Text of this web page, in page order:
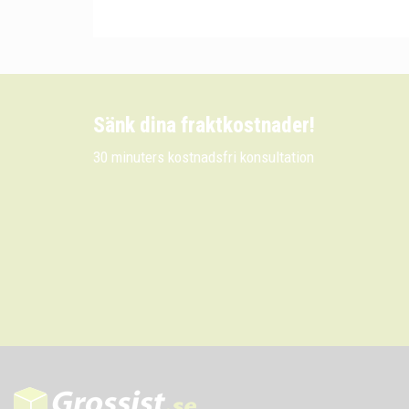
Sänk dina fraktkostnader!
30 minuters kostnadsfri konsultation